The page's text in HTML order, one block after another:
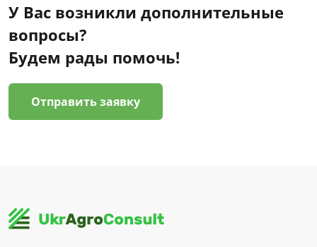
У Вас возникли дополнительные
вопросы?
Будем рады помочь!
Отправить заявку